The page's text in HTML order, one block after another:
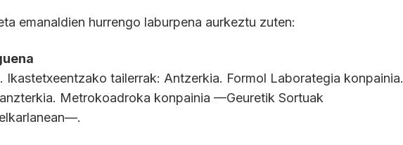
emanaldien hurrengo laburpena aurkeztu zuten:
. Ikastetxeentzako tailerrak: Antzerkia. Formol Laborategia konpainia.
Metrokoadroka konpainia —Geuretik Sortuak